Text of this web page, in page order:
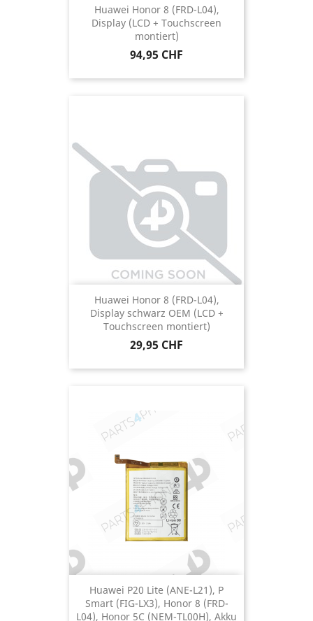
Huawei Honor 8 (FRD-L04),
Display (LCD + Touchscreen
montiert)
Preis
94,95 CHF
Huawei Honor 8 (FRD-L04),
Display schwarz OEM (LCD +
Touchscreen montiert)
Preis
29,95 CHF
Huawei P20 Lite (ANE-L21), P
Smart (FIG-LX3), Honor 8 (FRD-
L04), Honor 5C (NEM-TL00H), Akku